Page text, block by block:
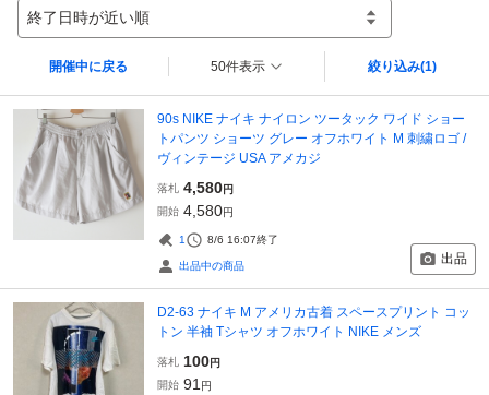
終了日時が近い順
開催中に戻る 50件表示 絞り込み(1)
90s NIKE ナイキ ナイロン ツータック ワイド ショー
トパンツ ショーツ グレー オフホワイト M 刺繍ロゴ /
ヴィンテージ USA アメカジ
落札 4,580円
開始 4,580円
1 8/6 16:07終了
出品中の商品 出品
D2-63 ナイキ M アメリカ古着 スペースプリント コッ
トン 半袖 Tシャツ オフホワイト NIKE メンズ
落札 100円
開始 91 円